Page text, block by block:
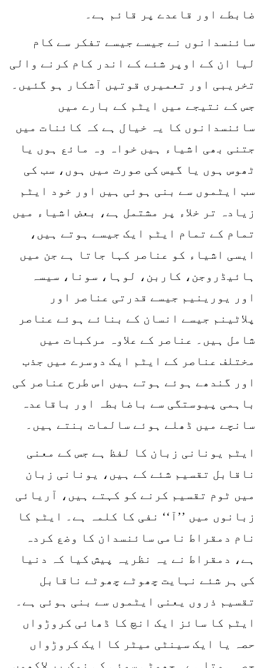
ضابطے اور قاعدے پر قائم ہے۔
سائنسدانوں نے جیسے جیسے تفکر سے کام
لیا ان کے اوپر شئے کے اندر کام کرنے والی
تخریبی اور تعمیری قوتیں آشکار ہو گئیں۔
جس کے نتیجے میں ایٹم کے بارے میں
سائنسدانوں کا یہ خیال ہے کہ کائنات میں
جتنی بھی اشیاء ہیں خواہ وہ مائع ہوں یا
ٹھوس ہوں یا گیس کی صورت میں ہوں، سب کی
سب ایٹموں سے بنی ہوئی ہیں اور خود ایٹم
زیادہ تر خلاء پر مشتمل ہے، بعض اشیاء میں
تمام کے تمام ایٹم ایک جیسے ہوتے ہیں،
ایسی اشیاء کو عناصر کہا جاتا ہے جن میں
ہائیڈروجن، کاربن، لوہا، سونا، سیسہ
اور یورینیم جیسے قدرتی عناصر اور
پلاٹینم جیسے انسان کے بنائے ہوئے عناصر
شامل ہیں۔ عناصر کے علاوہ مرکبات میں
مختلف عناصر کے ایٹم ایک دوسرے میں جذب
اور گندھے ہوئے ہوتے ہیں اس طرح عناصر کی
باہمی پیوستگی سے باضابطہ اور باقاعدہ
سانچے میں ڈھلے ہوئے سالمات بنتے ہیں۔
ایٹم یونانی زبان کا لفظ ہے جس کے معنی
ناقابل تقسیم شئے کے ہیں، یونانی زبان
میں ٹوم تقسیم کرنے کو کہتے ہیں، آریائی
زبانوں میں ’’آ‘‘ نفی کا کلمہ ہے۔ ایٹم کا
نام دمقراط نامی سائنسدان کا وضع کردہ
ہے، دمقراط نے یہ نظریہ پیش کیا کہ دنیا
کی ہر شئے نہایت چھوٹے چھوٹے ناقابل
تقسیم ذروں یعنی ایٹموں سے بنی ہوئی ہے۔
ایٹم کا سائز ایک انچ کا ڈھائی کروڑواں
حصہ یا ایک سینٹی میٹر کا ایک کروڑواں
حصہ ہوتا ہے۔ چھوٹی سوئی کی نوک پر لاکھوں